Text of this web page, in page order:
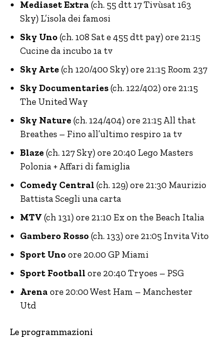
Mediaset Extra (ch. 55 dtt 17 Tivùsat 163
Sky) L’isola dei famosi
Sky Uno (ch. 108 Sat e 455 dtt pay) ore 21:15
Cucine da incubo 1a tv
Sky Arte (ch 120/400 Sky) ore 21:15 Room 237
Sky Documentaries(ch. 122/402) ore 21:15
The United Way
Sky Nature (ch. 124/404) ore 21:15 All that
Breathes – Fino all’ultimo respiro 1a tv
Blaze (ch. 127 Sky) ore 20:40 Lego Masters
Polonia + Affari di famiglia
Comedy Central (ch. 129) ore 21:30 Maurizio
Battista Scegli una carta
MTV (ch 131) ore 21:10 Ex on the Beach Italia
Gambero Rosso (ch. 133) ore 21:05 Invita Vito
Sport Uno ore 20.00 GP Miami
Sport Football ore 20:40 Tryoes – PSG
Arena ore 20:00 West Ham – Manchester
Utd
Le programmazioni